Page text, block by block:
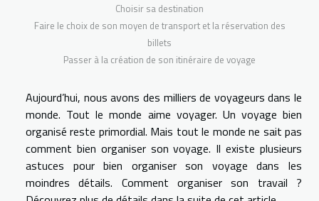
Choisir sa destination
Faire le choix de son moyen de transport et la réservation des
billets
Passer à la création de son itinéraire de voyage
Aujourd’hui, nous avons des milliers de voyageurs dans le
monde. Tout le monde aime voyager. Un voyage bien
organisé reste primordial. Mais tout le monde ne sait pas
comment bien organiser son voyage. Il existe plusieurs
astuces pour bien organiser son voyage dans les
moindres détails. Comment organiser son travail ?